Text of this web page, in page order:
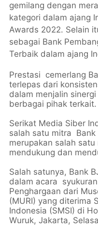
gemilang dengan
kategori dalam ajang
Awards 2022. Selain
sebagai Bank
Terbaik dalam ajang
Prestasi cemerlang
terlepas dari
dalam menjalin
berbagai pihak terkait.
Serikat Media Siber
salah satu mitra Bank
merupakan salah
mendukung dan
Salah satunya, Bank
dalam acara
Penghargaan dari
(MURI) yang diterima
Indonesia (SMSI) di
Wuruk, Jakarta,